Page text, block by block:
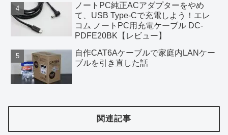
ノートPC純正ACアダプターをやめ
て、USB Type-Cで充電しよう！エレ
コム ノートPC用充電ケーブル DC-
PDFE20BK【レビュー】
自作CAT6Aケーブルで家庭内LANケー
ブルを引き直した話
関連記事